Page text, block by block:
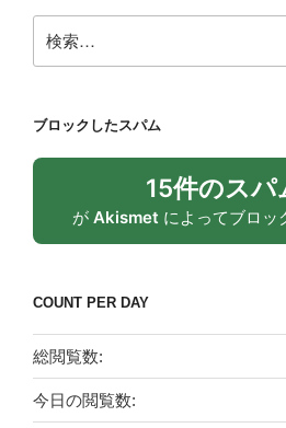
索:
ブロックしたスパム
15件のスパ
が Akismet によってブロッ
COUNT PER DAY
総閲覧数:
今日の閲覧数: